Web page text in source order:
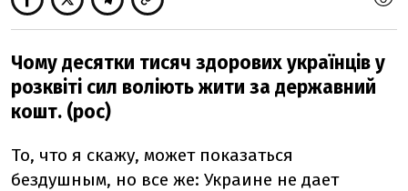
Чому десятки тисяч здорових українців у
розквіті сил воліють жити за державний
кошт. (рос)
То, что я скажу, может показаться
бездушным, но все же: Украине не дает